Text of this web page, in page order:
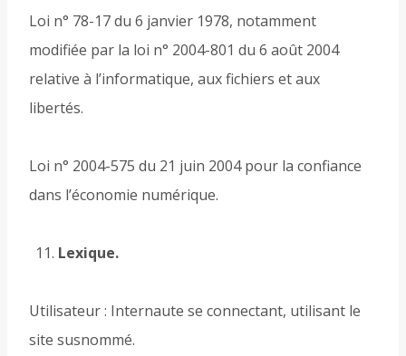
Loi n° 78-17 du 6 janvier 1978, notamment
modifiée par la loi n° 2004-801 du 6 août 2004
relative à l’informatique, aux fichiers et aux
libertés.
Loi n° 2004-575 du 21 juin 2004 pour la confiance
dans l’économie numérique.
Lexique.
Utilisateur : Internaute se connectant, utilisant le
site susnommé.